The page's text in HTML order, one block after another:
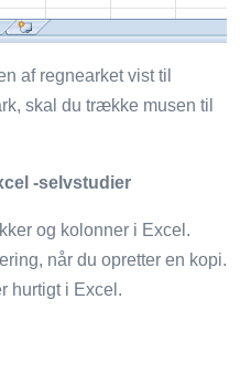
af ​​regnearket vist til
skal du trække musen til
-selvstudier
og kolonner i Excel.
når du opretter en kopi.
hurtigt i Excel.